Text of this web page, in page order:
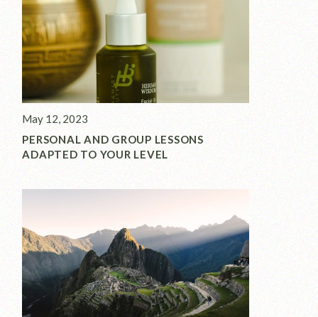
May 12, 2023
PERSONAL AND GROUP LESSONS
ADAPTED TO YOUR LEVEL